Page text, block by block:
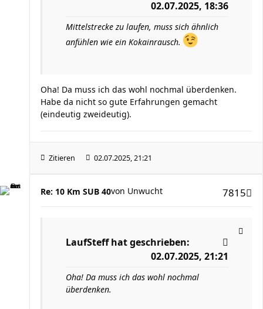
02.07.2025, 18:36
Mittelstrecke zu laufen, muss sich ähnlich
anfühlen wie ein Kokainrausch.
Oha! Da muss ich das wohl nochmal überdenken.
Habe da nicht so gute Erfahrungen gemacht
(eindeutig zweideutig).
Zitieren 02.07.2025, 21:21
Re: 10 Km SUB 40 7815
von Unwucht
LaufSteffhat geschrieben:
02.07.2025, 21:21
Oha! Da muss ich das wohl nochmal
überdenken.